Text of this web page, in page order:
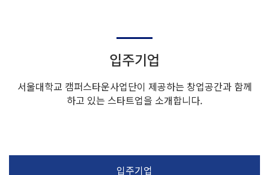
입주기업
서울대학교 캠퍼스타운사업단이 제공하는 창업공간과 함께
하고 있는 스타트업을 소개합니다.
입주기업